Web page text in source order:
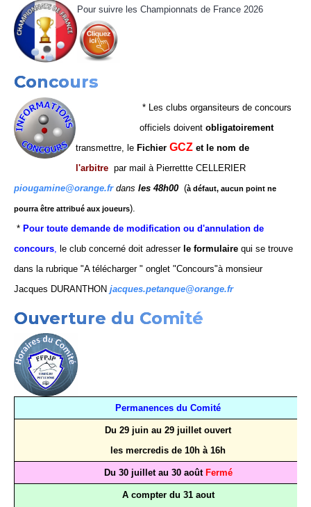
Pour suivre les Championnats de France 2026
Concours
*
Les clubs organsiteurs de concours
officiels doivent obligatoirement
transmettre, le Fichier GCZ et le nom de
l'arbitre par mail à Pierrettte CELLERIER
piougamine@orange.frdans les 48h00 (à défaut, aucun point ne
pourra être attribué aux joueurs).
* Pour toute demande de modification ou d'annulation de
concours le club concerné doit adresser le formulaire qui se trouve
dans la rubrique "A télécharger " onglet "Concours"à monsieur
Jacques DURANTHON jacques.petanque@orange.fr
Ouverture du Comité
Permanences du Comité
Du 29 juin au 29 juillet ouvert
les mercredis de 10h à 16h
Du 30 juillet au 30 août Fermé
A compter du 31 aout
2024
Assemblée générale 2024
Réunion du 10 novembre 2023
Assemblée Générale 2023
Prévention violences dans le sport
Contrat d'engagement républicain
Triplettes Mixtes
Triplettes Vétérans
Triplettes Jeu Provençal
4ème tour CDF Jeu Provençal
Arbitre
Concours
Divers